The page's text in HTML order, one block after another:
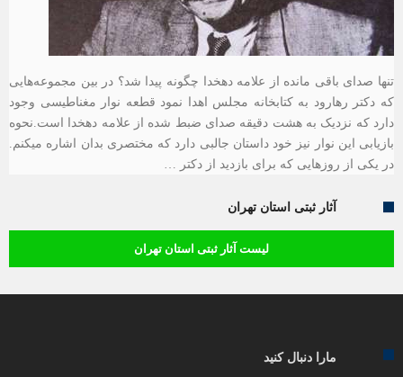
تنها صدای باقی مانده از علامه دهخدا چگونه پیدا شد؟ در بین مجموعه‌‎هایی
که دکتر رهارود به کتابخانه مجلس اهدا نمود قطعه نوار مغناطیسی وجود
دارد که نزدیک به هشت دقیقه صدای ضبط شده از علامه دهخدا است.نحوه
بازیابی این نوار نیز خود داستان جالبی دارد که مختصری بدان اشاره می‎کنم.
در یکی از روزهایی که برای بازدید از دکتر …
آثار ثبتی استان تهران
لیست آثار ثبتی استان تهران
مارا دنبال کنید